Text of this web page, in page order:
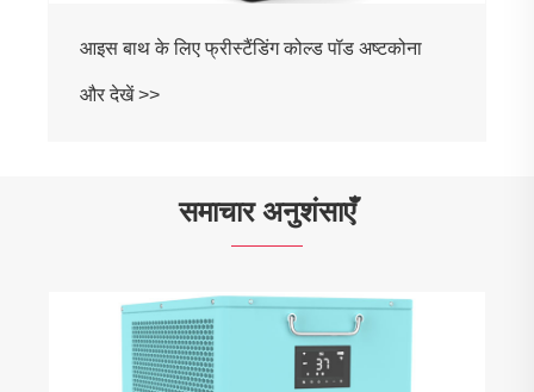
कोल्ड प्लंज चिलर के लिए ऑक्टागन कोल्ड प्लंज पॉड
और देखें >>
समाचार अनुशंसाएँ